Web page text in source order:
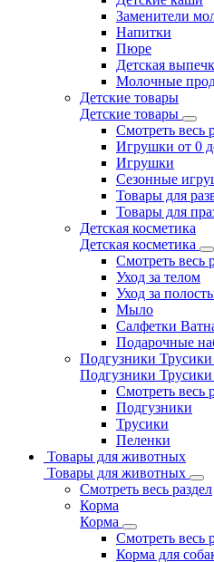
Заменители
Напитки
Пюре
Детская
Молочные
Детские товары
Детские товары
Смотреть весь
Игрушки от 0
Игрушки
Сезонные
Товары для
Товары для
Детская косметика
Детская косметика
Смотреть весь
Уход за телом
Уход за
Мыло
Салфетки
Подарочные
Подгузники
Подгузники
Смотреть весь
Подгузники
Трусики
Пеленки
Товары для животных
Товары для животных
Смотреть весь раздел
Корма
Корма
Смотреть весь
Корма для